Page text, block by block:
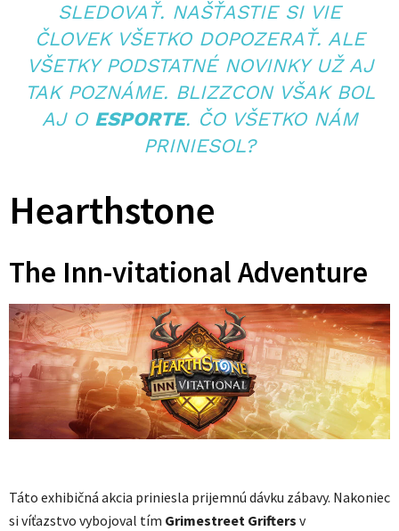
SLEDOVAŤ. NAŠŤASTIE SI VIE
ČLOVEK VŠETKO DOPOZERAŤ. ALE
VŠETKY PODSTATNÉ NOVINKY UŽ AJ
TAK POZNÁME. BLIZZCON VŠAK BOL
AJ O ESPORTE. ČO VŠETKO NÁM
PRINIESOL?
Hearthstone
The Inn-vitational Adventure
Táto exhibičná akcia priniesla prijemnú dávku zábavy. Nakoniec
si víťazstvo vybojoval tím Grimestreet Grifters v